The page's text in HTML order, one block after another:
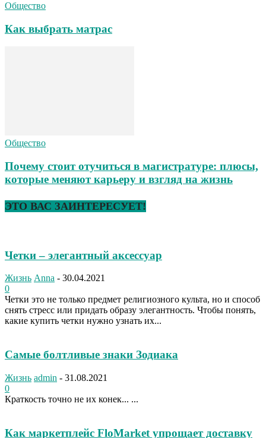
Общество
Как выбрать матрас
Общество
Почему стоит отучиться в магистратуре: плюсы,
которые меняют карьеру и взгляд на жизнь
ЭТО ВАС ЗАИНТЕРЕСУЕТ!
Четки – элегантный аксессуар
Жизнь Anna - 30.04.2021
0
Четки это не только предмет религиозного культа, но и способ
снять стресс или придать образу элегантность. Чтобы понять,
какие купить четки нужно узнать их...
Самые болтливые знаки Зодиака
Жизнь admin - 31.08.2021
0
Краткость точно не их конек... ...
Как маркетплейс FloMarket упрощает доставку